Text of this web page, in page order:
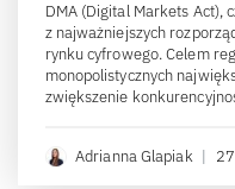
DMA (Digital Markets Act),
z najważniejszych
rynku cyfrowego. Celem
monopolistycznych
zwiększenie
Adrianna Glapiak |